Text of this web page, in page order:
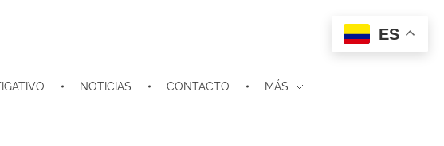
NOTICIAS CONTACTO MÁS
ES